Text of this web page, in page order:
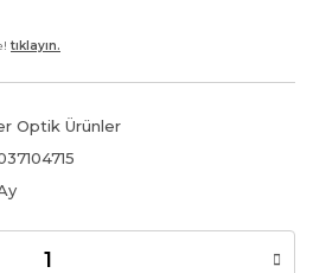
tıklayın.
Optik Ürünler